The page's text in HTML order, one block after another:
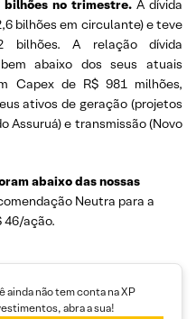
no trimestre.A dívida
bilhões em circulante) e teve
A relação dívida
abaixo dos seus atuais
Capex de R$ 981 milhões,
ativos de geração (projetos
Assuruá) e transmissão (Novo
abaixo das nossas
Neutra para a
46/ação.
ainda não tem conta na XP
abra a sua!